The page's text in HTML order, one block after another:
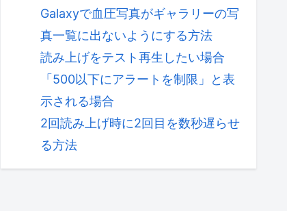
Galaxyで血圧写真がギャラリーの写
真一覧に出ないようにする方法
読み上げをテスト再生したい場合
「500以下にアラートを制限」と表
示される場合
2回読み上げ時に2回目を数秒遅らせ
る方法